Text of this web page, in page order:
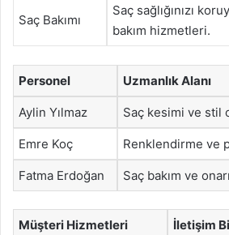
Saç Bakımı
Saç sağlığınızı
bakım hizmetleri.
Personel Uzmanlık Alanı
Aylin Yılmaz Saç kesimi ve stil
Emre Koç Renklendirme ve
Fatma Erdoğan Saç bakım ve
Müşteri Hizmetleri İletişim